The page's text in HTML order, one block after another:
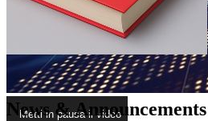
Metti in pausa il video
News & Announcements